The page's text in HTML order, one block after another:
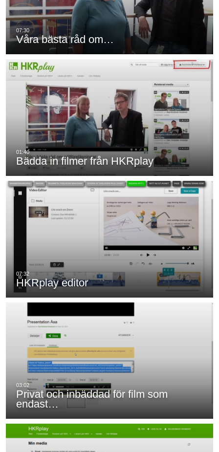
Våra bästa råd om…
Bädda in filmer från HKRplay
HKRplay editor
Privat och inbäddad för film som
endast…